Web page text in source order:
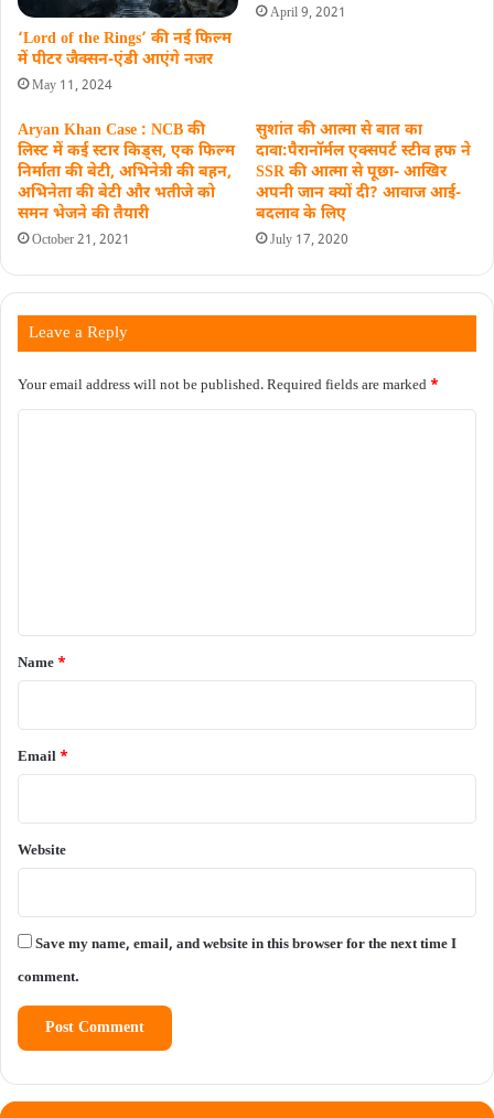
‘Lord of the Rings’ की नई फिल्म
में पीटर जैक्सन-एंडी आएंगे नजर
May 11, 2024
April 9, 2021
Aryan Khan Case : NCB की
लिस्ट में कई स्टार किड्स, एक फिल्म
निर्माता की बेटी, अभिनेत्री की बहन,
अभिनेता की बेटी और भतीजे को
समन भेजने की तैयारी
October 21, 2021
सुशांत की आत्मा से बात का
दावा:पैरानॉर्मल एक्सपर्ट स्टीव हफ ने
SSR की आत्मा से पूछा- आखिर
अपनी जान क्यों दी? आवाज आई-
बदलाव के लिए
July 17, 2020
Leave a Reply
Your email address will not be published.Required fields are marked *
*
Name *
Email *
Website
Save my name, email, and website in this browser for the next time I
comment.